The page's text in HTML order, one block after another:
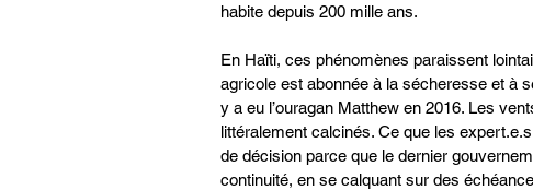
habite depuis 200 mille ans.
En Haïti, ces phénomènes paraissent
agricole est abonnée à la sécheresse et à
y a eu l’ouragan Matthew en 2016. Les
littéralement calcinés. Ce que les
de décision parce que le dernier
continuité, en se calquant sur des